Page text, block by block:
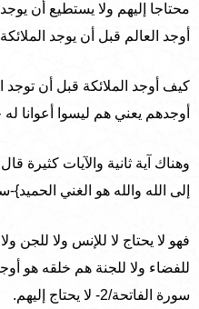
محتاجا إليهم ولا يستطيع أن
أوجد العالم قبل أن يوجد
كيف أوجد الملائكة قبل أن توجد
أوجدهم يعني هم ليسوا أعوانا
وهناك آية ثانية والآيات كثيرة
إلى الله والله هو الغني الحميد}-
فهو لا يحتاج لا للإنس ولا للجن
للفضاء ولا للجنة هم خلقه هو
سورة الفاتحة/2- لا يحتاج إليهم.